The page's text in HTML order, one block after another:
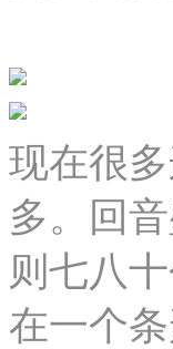
现在很
多。回
则七八
在一个